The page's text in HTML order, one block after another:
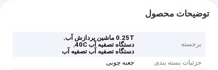
توضیحات محصول
برجسته
0.25T ماشین پردازش آب
,
دستگاه تصفيه آب 40C
,
دستگاه تصفیه آب تصفیه آب
جزئیات بسته بندی
جعبه چوبی